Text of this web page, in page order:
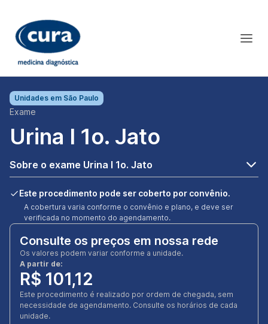
Unidades em São Paulo
Exame
Urina I 1o. Jato
Sobre o exame Urina I 1o. Jato
Este procedimento pode ser coberto por convênio.
A cobertura varia conforme o convênio e plano, e deve ser
verificada no momento do agendamento.
Consulte os preços em nossa rede
Os valores podem variar conforme a unidade.
A partir de:
R$ 101,12
Este procedimento é realizado por ordem de chegada, sem
necessidade de agendamento. Consulte os horários de cada
unidade.